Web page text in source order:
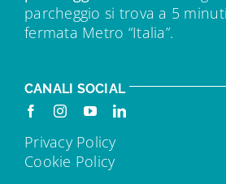
parcheggio si trova a 5
fermata Metro “Italia”.
CANALI SOCIAL
Privacy Policy
Cookie Policy